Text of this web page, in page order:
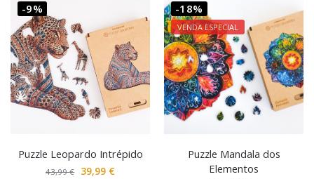
-9%
Puzzle Leopardo Intrépido
43,99€ 39,99 €
-18%
VENDA ESPECIAL
Puzzle Mandala dos
Elementos